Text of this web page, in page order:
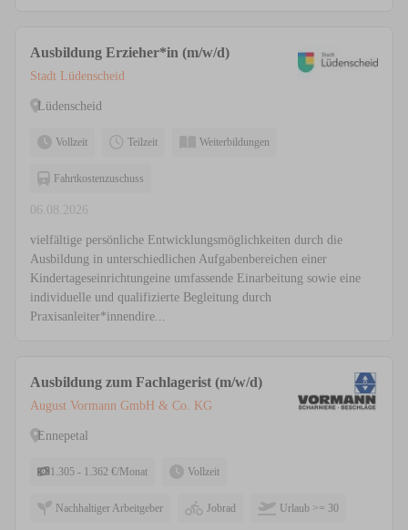
Ausbildung Erzieher*in (m/w/d)
Stadt Lüdenscheid
Lüdenscheid
Vollzeit Teilzeit Weiterbildungen
Fahrtkostenzuschuss
06.08.2026
vielfältige persönliche Entwicklungsmöglichkeiten durch die
Ausbildung in unterschiedlichen Aufgabenbereichen einer
Kindertageseinrichtungeine umfassende Einarbeitung sowie eine
individuelle und qualifizierte Begleitung durch
Praxisanleiter*innendire...
Ausbildung zum Fachlagerist (m/w/d)
August Vormann GmbH & Co. KG
Ennepetal
1.305 - 1.362 €/Monat Vollzeit
Nachhaltiger Arbeitgeber Jobrad Urlaub >= 30